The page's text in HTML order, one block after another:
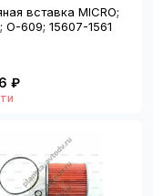
вставка MICRO;
O-609; 15607-1561
₽